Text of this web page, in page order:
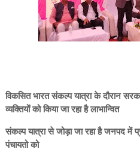
विकसित भारत संकल्प यात्रा के दौरान
व्यक्तियों को किया जा रहा है लाभान्वित
संकल्प यात्रा से जोड़ा जा रहा है जनपद में
पंचायतो को